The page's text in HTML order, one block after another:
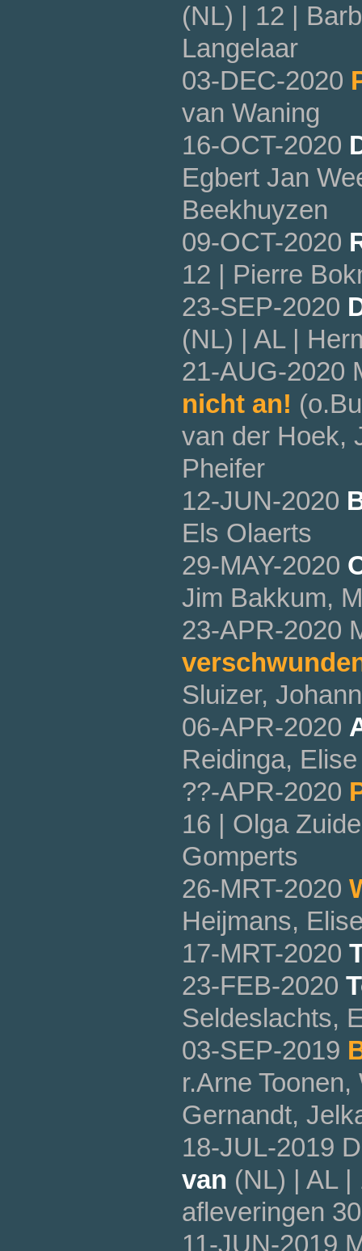
(NL) | 12 |
Langelaar
03-DEC-2020
van Waning
16-OCT-2020
Egbert Jan
Beekhuyzen
09-OCT-2020
12 | Pierre
23-SEP-2020
(NL) | AL |
21-AUG-2020
nicht an!
van der Hoek,
Pheifer
12-JUN-2020
Els Olaerts
29-MAY-2020
Jim Bakkum,
23-APR-2020
Sluizer,
06-APR-2020
Reidinga,
??-APR-2020
16 | Olga
Gomperts
26-MRT-2020
Heijmans,
17-MRT-2020
23-FEB-2020
Seldeslachts,
03-SEP-2019
r.Arne
Gernandt,
18-JUL-2019
van (NL) | AL
afleveringen
11-JUN-2019